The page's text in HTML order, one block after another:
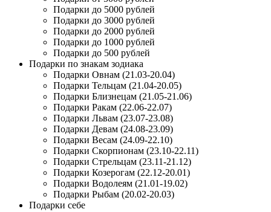
Подарки до 5000 рублей
Подарки до 3000 рублей
Подарки до 2000 рублей
Подарки до 1000 рублей
Подарки до 500 рублей
Подарки по знакам зодиака
Подарки Овнам (21.03-20.04)
Подарки Тельцам (21.04-20.05)
Подарки Близнецам (21.05-21.06)
Подарки Ракам (22.06-22.07)
Подарки Львам (23.07-23.08)
Подарки Девам (24.08-23.09)
Подарки Весам (24.09-22.10)
Подарки Скорпионам (23.10-22.11)
Подарки Стрельцам (23.11-21.12)
Подарки Козерогам (22.12-20.01)
Подарки Водолеям (21.01-19.02)
Подарки Рыбам (20.02-20.03)
Подарки себе